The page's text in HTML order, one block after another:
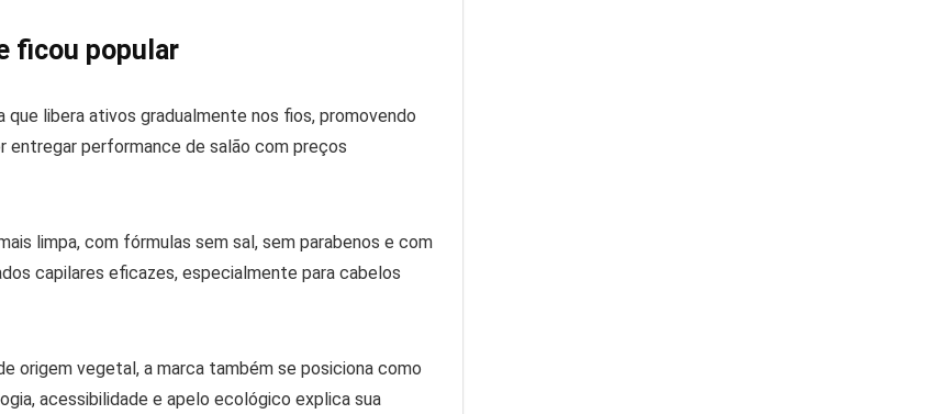
ficou popular
libera ativos gradualmente nos fios, promovendo
entregar performance de salão com preços
limpa, com fórmulas sem sal, sem parabenos e com
capilares eficazes, especialmente para cabelos
origem vegetal, a marca também se posiciona como
acessibilidade e apelo ecológico explica sua